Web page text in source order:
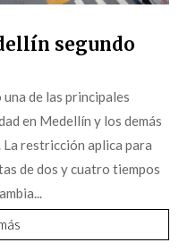
segundo
de las principales
en Medellín y los demás
restricción aplica para
de dos y cuatro tiempos